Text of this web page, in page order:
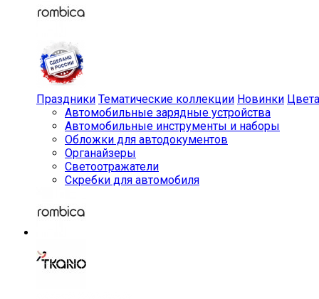
Праздники Тематические коллекции Новинки Цвета
Автомобильные зарядные устройства
Автомобильные инструменты и наборы
Обложки для автодокументов
Органайзеры
Светоотражатели
Скребки для автомобиля